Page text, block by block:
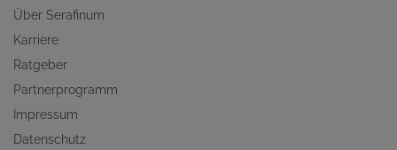
Über Serafinum
Karriere
Ratgeber
Partnerprogramm
Impressum
Datenschutz